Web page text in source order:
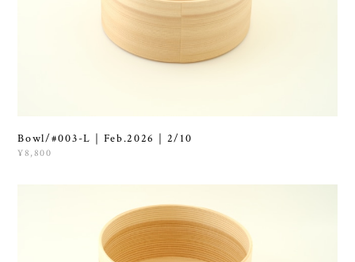
Bowl/#003-L｜Feb.2026｜2/10
¥8,800